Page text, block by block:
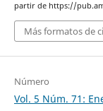
partir de https://
Más formatos de
Número
Vol. 5 Núm. 71: